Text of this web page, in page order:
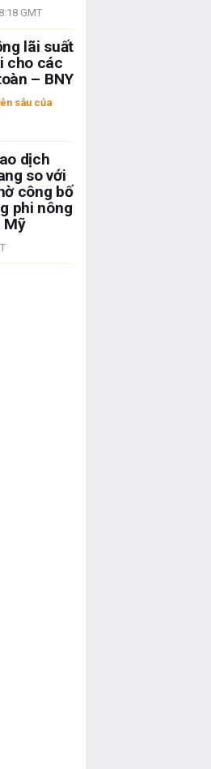
GMT
lãi suất
cho các
– BNY
sâu của
dịch
so với
công bố
phi nông
Mỹ